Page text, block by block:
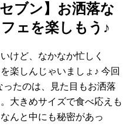
ブン】お洒落な
ェを楽しもう♪
けど、なかなか忙しく
楽しんじゃいましょ♪ 今回
たのは、見た目もお洒落
大きめサイズで食べ応えも
んと中にも秘密があっ